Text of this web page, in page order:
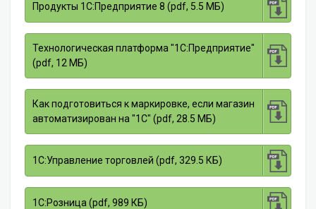
Продукты 1С:Предприятие 8 (pdf, 5.5 МБ)
Технологическая платформа "1С:Предприятие"
(pdf, 12 МБ)
Как подготовиться к маркировке, если магазин
автоматизирован на "1С" (pdf, 28.5 МБ)
1С:Управление торговлей (pdf, 329.5 КБ)
1С:Розница (pdf, 989 КБ)